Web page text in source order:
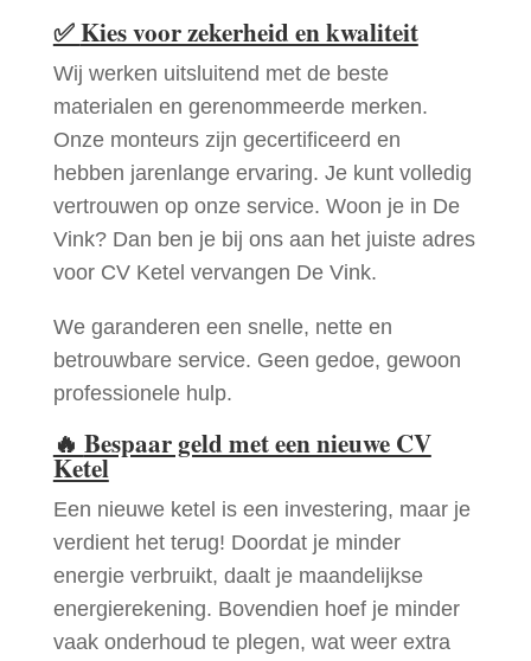
✅Kies voor zekerheid en kwaliteit
Wij werken uitsluitend met de beste
materialen en gerenommeerde merken.
Onze monteurs zijn gecertificeerd en
hebben jarenlange ervaring. Je kunt volledig
vertrouwen op onze service. Woon je in De
Vink? Dan ben je bij ons aan het juiste adres
voor CV Ketel vervangen De Vink.
We garanderen een snelle, nette en
betrouwbare service. Geen gedoe, gewoon
professionele hulp.
🔥 Bespaar geld met een nieuwe CV
Ketel
Een nieuwe ketel is een investering, maar je
verdient het terug! Doordat je minder
energie verbruikt, daalt je maandelijkse
energierekening. Bovendien hoef je minder
vaak onderhoud te plegen, wat weer extra